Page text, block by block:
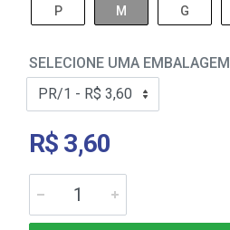
P M G
SELECIONE UMA EMBALAGEM
R$ 3,60